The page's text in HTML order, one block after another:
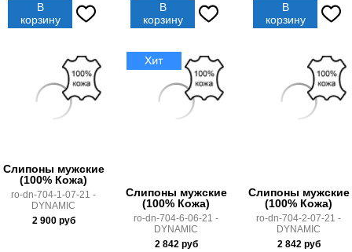
В
корзину
В
корзину
В
корзину
Слипоны мужские
(100% Кожа)
ro-dn-704-1-07-21 -
DYNAMIC
2 900руб
Слипоны мужские
(100% Кожа)
ro-dn-704-6-06-21 -
DYNAMIC
2 842руб
Слипоны мужские
(100% Кожа)
ro-dn-704-2-07-21 -
DYNAMIC
2 842руб